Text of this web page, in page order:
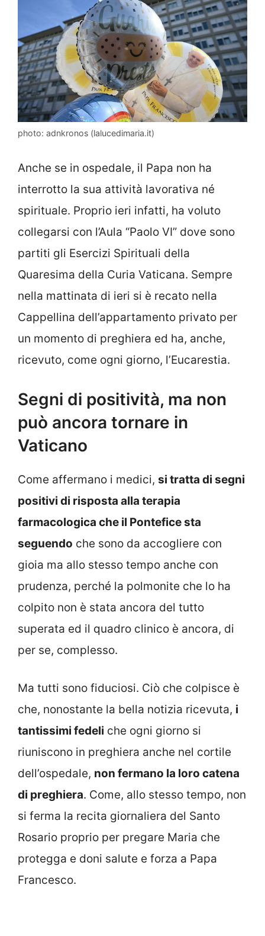
photo: adnkronos (lalucedimaria.it)
Anche se in ospedale, il Papa non ha
interrotto la sua attività lavorativa né
spirituale. Proprio ieri infatti, ha voluto
collegarsi con l’Aula “Paolo VI” dove sono
partiti gli Esercizi Spirituali della
Quaresima della Curia Vaticana. Sempre
nella mattinata di ieri si è recato nella
Cappellina dell’appartamento privato per
un momento di preghiera ed ha, anche,
ricevuto, come ogni giorno, l’Eucarestia.
Segni di positività, ma non
può ancora tornare in
Vaticano
Come affermano i medici, si tratta di segni
positivi di risposta alla terapia
farmacologica che il Pontefice sta
seguendo che sono da accogliere con
gioia ma allo stesso tempo anche con
prudenza, perché la polmonite che lo ha
colpito non è stata ancora del tutto
superata ed il quadro clinico è ancora, di
per se, complesso.
Ma tutti sono fiduciosi. Ciò che colpisce è
che, nonostante la bella notizia ricevuta, i
tantissimi fedeli che ogni giorno si
riuniscono in preghiera anche nel cortile
dell’ospedale, non fermano la loro catena
di preghiera. Come, allo stesso tempo, non
si ferma la recita giornaliera del Santo
Rosario proprio per pregare Maria che
protegga e doni salute e forza a Papa
Francesco.